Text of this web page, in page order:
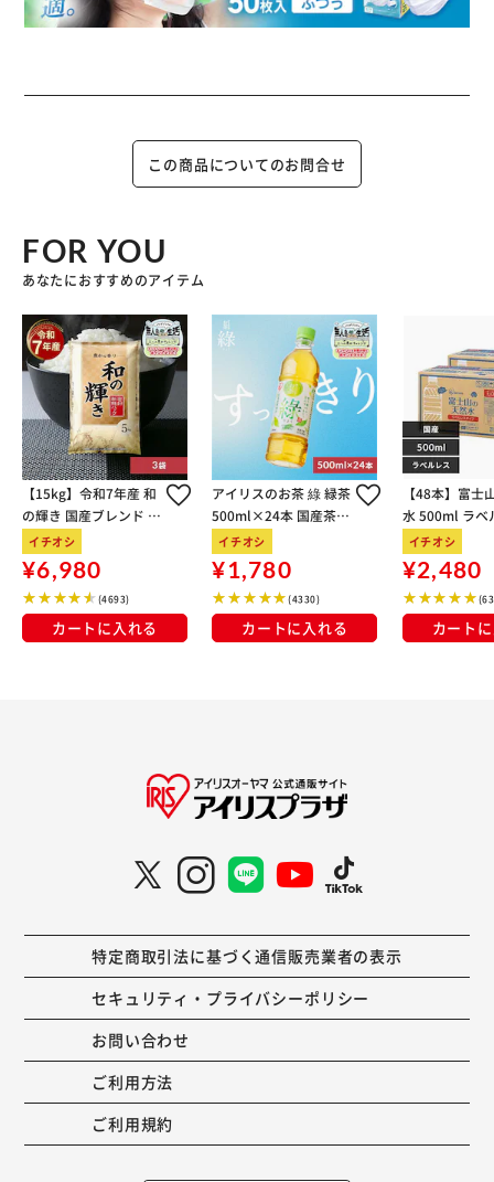
この商品についてのお問合せ
FOR YOU
あなたにおすすめのアイテム
【15kg】令和7年産 和
の輝き 国産ブレンド 5
kg×3袋
イチオシ
¥6,980
(4693)
カートに入れる
アイリスのお茶 綠 緑茶
500ml×24本 国産茶葉
100％使用
イチオシ
¥1,780
(4330)
カートに入れる
【48本】富士
水 500ml ラベ
イチオシ
¥2,480
カート
特定商取引法に基づく通信販売業者の表示
セキュリティ・プライバシーポリシー
お問い合わせ
ご利用方法
ご利用規約